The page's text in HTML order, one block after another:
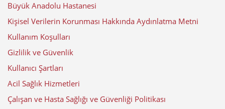
Büyük Anadolu Hastanesi
Kişisel Verilerin Korunması Hakkında Aydınlatma Metni
Kullanım Koşulları
Gizlilik ve Güvenlik
Kullanıcı Şartları
Acil Sağlık Hizmetleri
Çalışan ve Hasta Sağlığı ve Güvenliği Politikası